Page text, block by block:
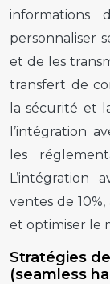
personnaliser
et de les
transfert de
la sécurité et
l’intégration
les
L’intégration
ventes de
et optimiser le
Stratégies
(seamless